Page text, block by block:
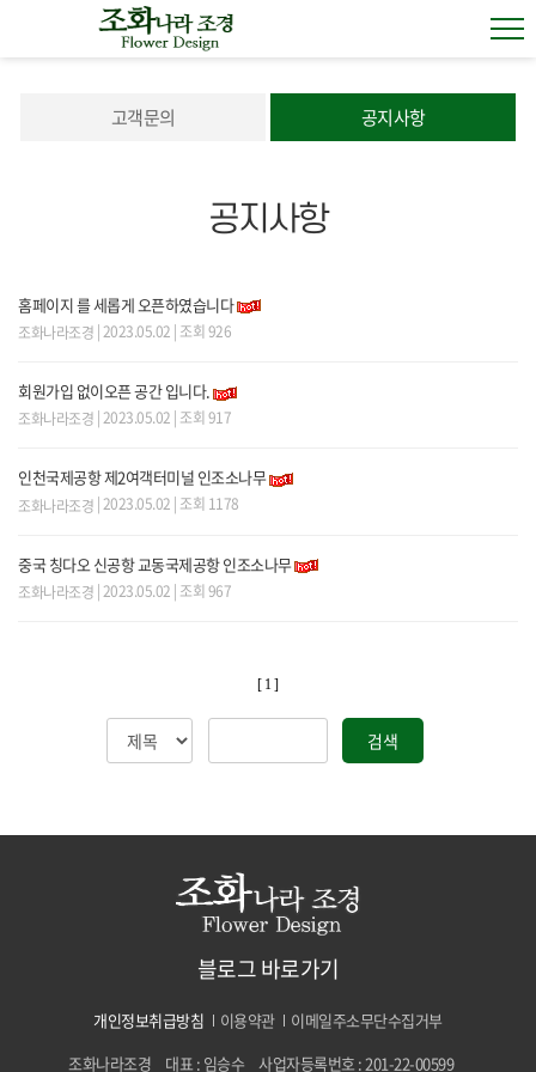
고객문의 공지사항
공지사항
홈페이지 를 세롭게 오픈하였습니다
조화나라조경 | 2023.05.02 | 조회 926
회원가입 없이오픈 공간 입니다.
조화나라조경 | 2023.05.02 | 조회 917
인천국제공항 제2여객터미널 인조소나무
조화나라조경 | 2023.05.02 | 조회 1178
중국 칭다오 신공항 교동국제공항 인조소나무
조화나라조경 | 2023.05.02 | 조회 967
[ 1 ]
검색
블로그 바로가기
개인정보취급방침 이용약관
이메일주소무단수집거부
조화나라조경
대표 : 임승수 사업자등록번호 : 201-22-00599